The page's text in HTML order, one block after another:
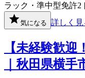
ラック・準中型免許2
気になる 詳しく見
【未経験歓
｜秋田県横手